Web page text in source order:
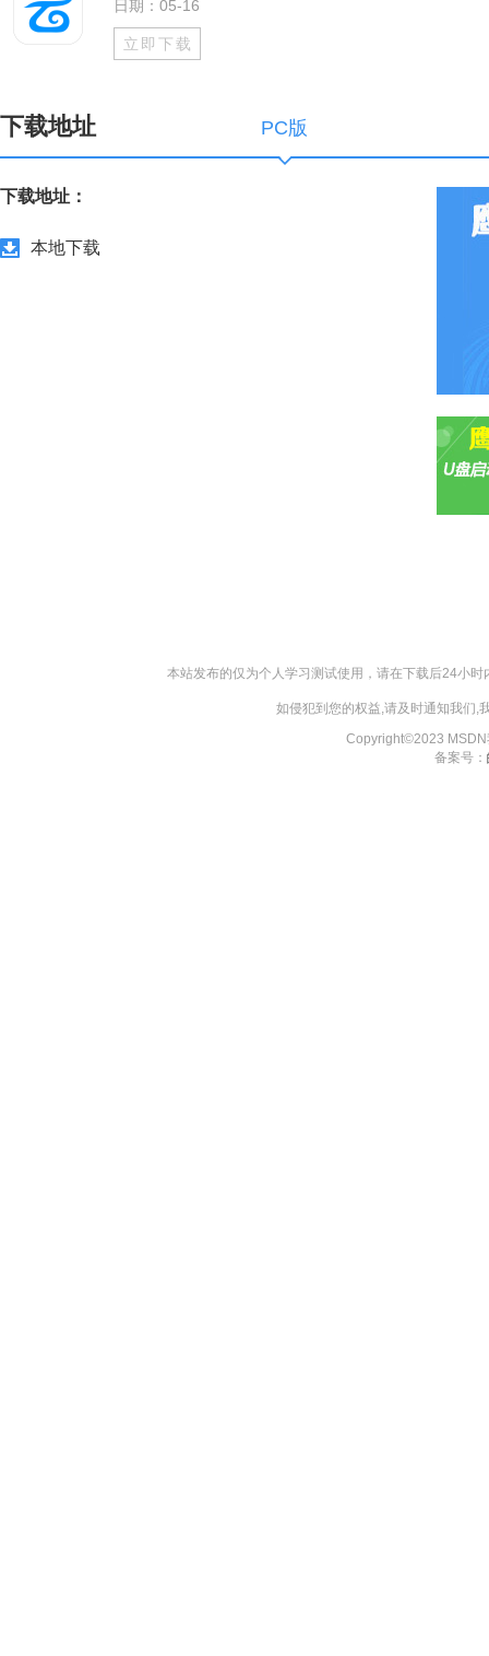
日期：05-16
立即下载
下载地址 PC版
下载地址：
本地下载
本站发布的仅为个人学习测试使用，请在下载后24小
如侵犯到您的权益,请及时通知我们,
Copyright©2023
备案号：